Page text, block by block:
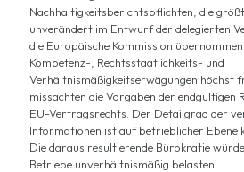
Nachhaltigkeitsberichtspflichten, die
unverändert im Entwurf der delegierten
die Europäische Kommission
Kompetenz-, Rechtsstaatlichkeits- und
Verhältnismäßigkeitserwägungen höchst
missachten die Vorgaben der endgültigen
EU-Vertragsrechts. Der Detailgrad der
Informationen ist auf betrieblicher Ebene
Die daraus resultierende Bürokratie
Betriebe unverhältnismäßig belasten.